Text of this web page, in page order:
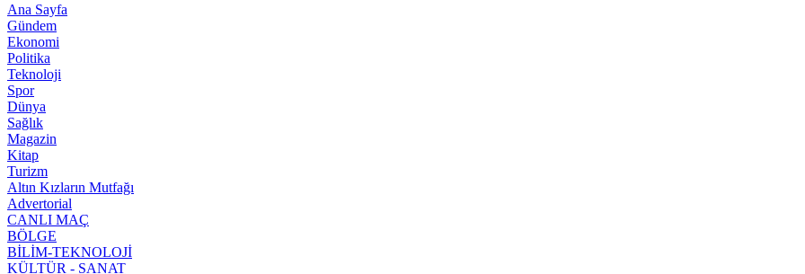
Ana Sayfa
Gündem
Ekonomi
Politika
Teknoloji
Spor
Dünya
Sağlık
Magazin
Kitap
Turizm
Altın Kızların Mutfağı
Advertorial
CANLI MAÇ
BÖLGE
BİLİM-TEKNOLOJİ
KÜLTÜR - SANAT